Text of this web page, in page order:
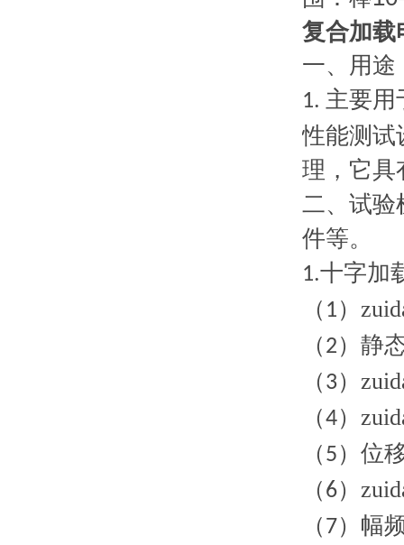
复合加载
一、 用途
1. 主要用
性能测试
理，它具
二、试验
件等。
1.十字加
（ 1 ）
（ 2 ）静
（ 3）
（4）
（ 5 ）位
（ 6）
（ 7）幅